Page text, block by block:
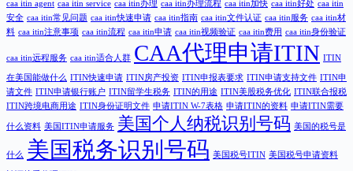
caa itin agent caa itin service caa itin办理 caa itin办理流程 caa itin加快 caa itin好处 caa itin
安全 caa itin常见问题 caa itin快速申请 caa itin指南 caa itin文件认证 caa itin服务 caa itin材
料 caa itin注意事项 caa itin流程 caa itin申请 caa itin视频验证 caa itin费用 caa itin身份验证
caa itin远程服务 caa itin适合人群 CAA代理申请ITIN ITIN
在美国能做什么 ITIN快速申请 ITIN房产投资 ITIN申报表要求 ITIN申请支持文件 ITIN申
请文件 ITIN申请银行账户 ITIN留学生税务 ITIN的用途 ITIN美股税务优化 ITIN联合报税
ITIN跨境电商用途 ITIN身份证明文件 申请ITIN W-7表格 申请ITIN的资料 申请ITIN需要
什么资料 美国ITIN申请服务 美国个人纳税识别号码 美国的税号是
什么 美国税务识别号码 美国税号ITIN 美国税号申请资料